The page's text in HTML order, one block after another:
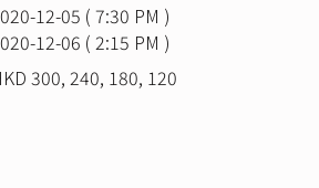
12-05 ( 7:30 PM )
12-06 ( 2:15 PM )
300, 240, 180, 120